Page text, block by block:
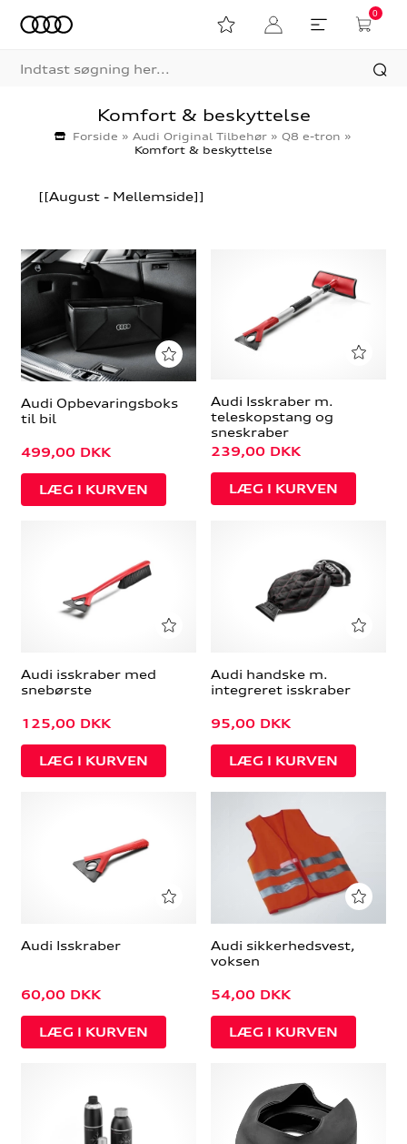
0
Komfort & beskyttelse
Forside »Audi Original Tilbehør » Q8 e-tron »
Komfort & beskyttelse
[[August - Mellemside]]
Audi Opbevaringsboks
til bil
499,00 DKK
Audi Isskraber m.
teleskopstang og
sneskraber
239,00 DKK
Audi isskraber med
snebørste
125,00 DKK
Audi handske m.
integreret isskraber
95,00 DKK
Audi Isskraber
60,00 DKK
Audi sikkerhedsvest,
voksen
54,00 DKK